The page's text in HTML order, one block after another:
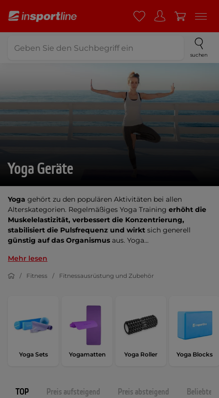
suchen
Yoga Geräte
Yoga gehört zu den populären Aktivitäten bei allen
Alterskategorien. Regelmäßiges Yoga Training erhöht die
Muskelelastizität, verbessert die Konzentrierung,
stabilisiert die Pulsfrequenz und wirkt sich generell
günstig auf das Organismus aus. Yoga...
Mehr lesen
Fitness Fitnessausrüstung und Zubehör
Yoga Sets Yogamatten Yoga Roller Yoga Blocks
TOP Preis aufsteigend Preis absteigend